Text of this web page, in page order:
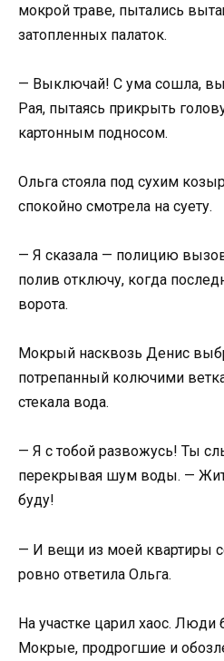
мокрой траве, пытались
затопленных палаток.
— Выключай! С ума сошла,
Рая, пытаясь прикрыть
картонным подносом.
Ольга стояла под сухим
спокойно смотрела на суету.
— Я сказала — полицию
полив отключу, когда
ворота.
Мокрый насквозь Денис
потрепанный колючими
стекала вода.
— Я с тобой развожусь! Ты
перекрывая шум воды. —
буду!
— И вещи из моей квартиры
ровно ответила Ольга.
На участке царил хаос. Люди
Мокрые, продрогшие и